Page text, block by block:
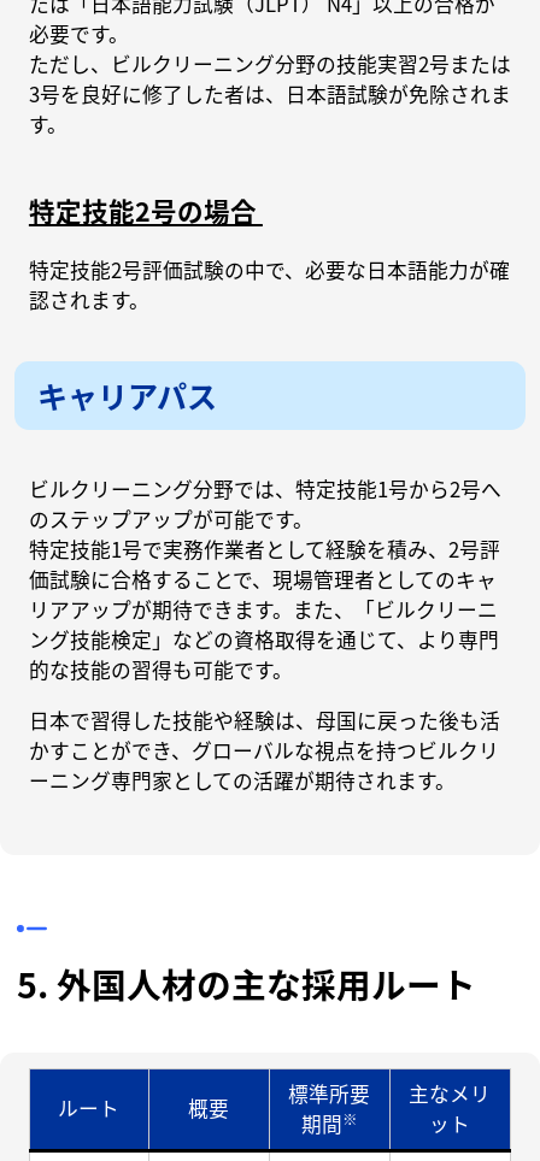
必要です。
ただし、ビルクリーニング分野の技能実習2号または
3号を良好に修了した者は、日本語試験が免除されま
す。
特定技能2号の場合
特定技能2号評価試験の中で、必要な日本語能力が確
認されます。
キャリアパス
ビルクリーニング分野では、特定技能1号から2号へ
のステップアップが可能です。
特定技能1号で実務作業者として経験を積み、2号評
価試験に合格することで、現場管理者としてのキャ
リアアップが期待できます。また、「ビルクリーニ
ング技能検定」などの資格取得を通じて、より専門
的な技能の習得も可能です。
日本で習得した技能や経験は、母国に戻った後も活
かすことができ、グローバルな視点を持つビルクリ
ーニング専門家としての活躍が期待されます。
5. 外国人材の主な採用ルート
ルート 概要
標準所要
期間※
主なメリ
ット